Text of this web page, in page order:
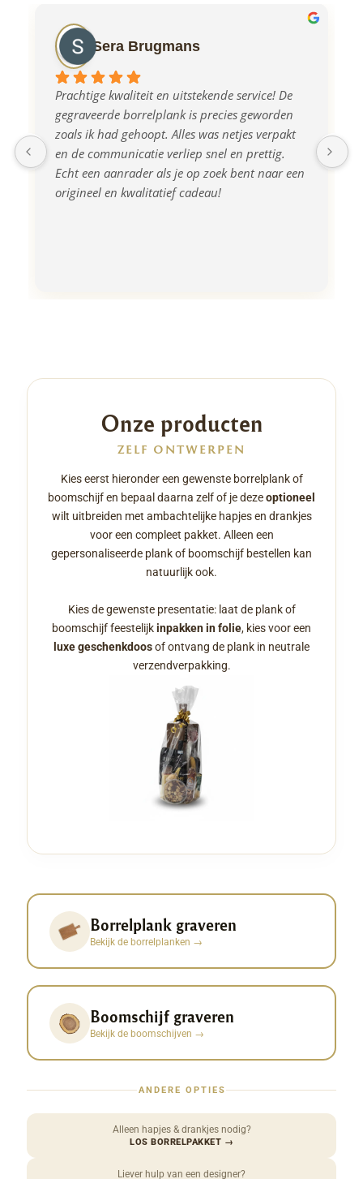
Sera Brugmans
Prachtige kwaliteit en uitstekende service! De
gegraveerde borrelplank is precies geworden
zoals ik had gehoopt. Alles was netjes verpakt
en de communicatie verliep snel en prettig.
Echt een aanrader als je op zoek bent naar een
origineel en kwalitatief cadeau!
Onze producten
ZELF ONTWERPEN
Kies eerst hieronder een gewenste borrelplank of
boomschijf en bepaal daarna zelf of je dezeoptioneel
wilt uitbreiden met ambachtelijke hapjes en drankjes
voor een compleet pakket. Alleen een
gepersonaliseerde plank of boomschijf bestellen kan
natuurlijk ook.
Kies de gewenste presentatie: laat de plank of
boomschijf feestelijkinpakken in folie, kies voor een
luxe geschenkdoosof ontvang de plank in neutrale
verzendverpakking.
Borrelplank graveren
Bekijk de borrelplanken →
Boomschijf graveren
Bekijk de boomschijven →
ANDERE OPTIES
Alleen hapjes & drankjes nodig?
LOS BORRELPAKKET →
Liever hulp van een designer?